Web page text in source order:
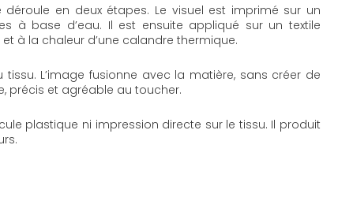
déroule en deux étapes. Le visuel est imprimé sur un
à base d’eau. Il est ensuite appliqué sur un textile
à la chaleur d’une calandre thermique.
tissu. L’image fusionne avec la matière, sans créer de
précis et agréable au toucher.
plastique ni impression directe sur le tissu. Il produit